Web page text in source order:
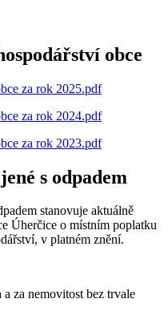
obce
za rok 2025.pdf
za rok 2024.pdf
za rok 2023.pdf
s odpadem
sta­no­vu­je aktuálně
Ú­her­či­ce o míst­ním po­plat­ku
v platném znění.
a za nemovitost bez trvale